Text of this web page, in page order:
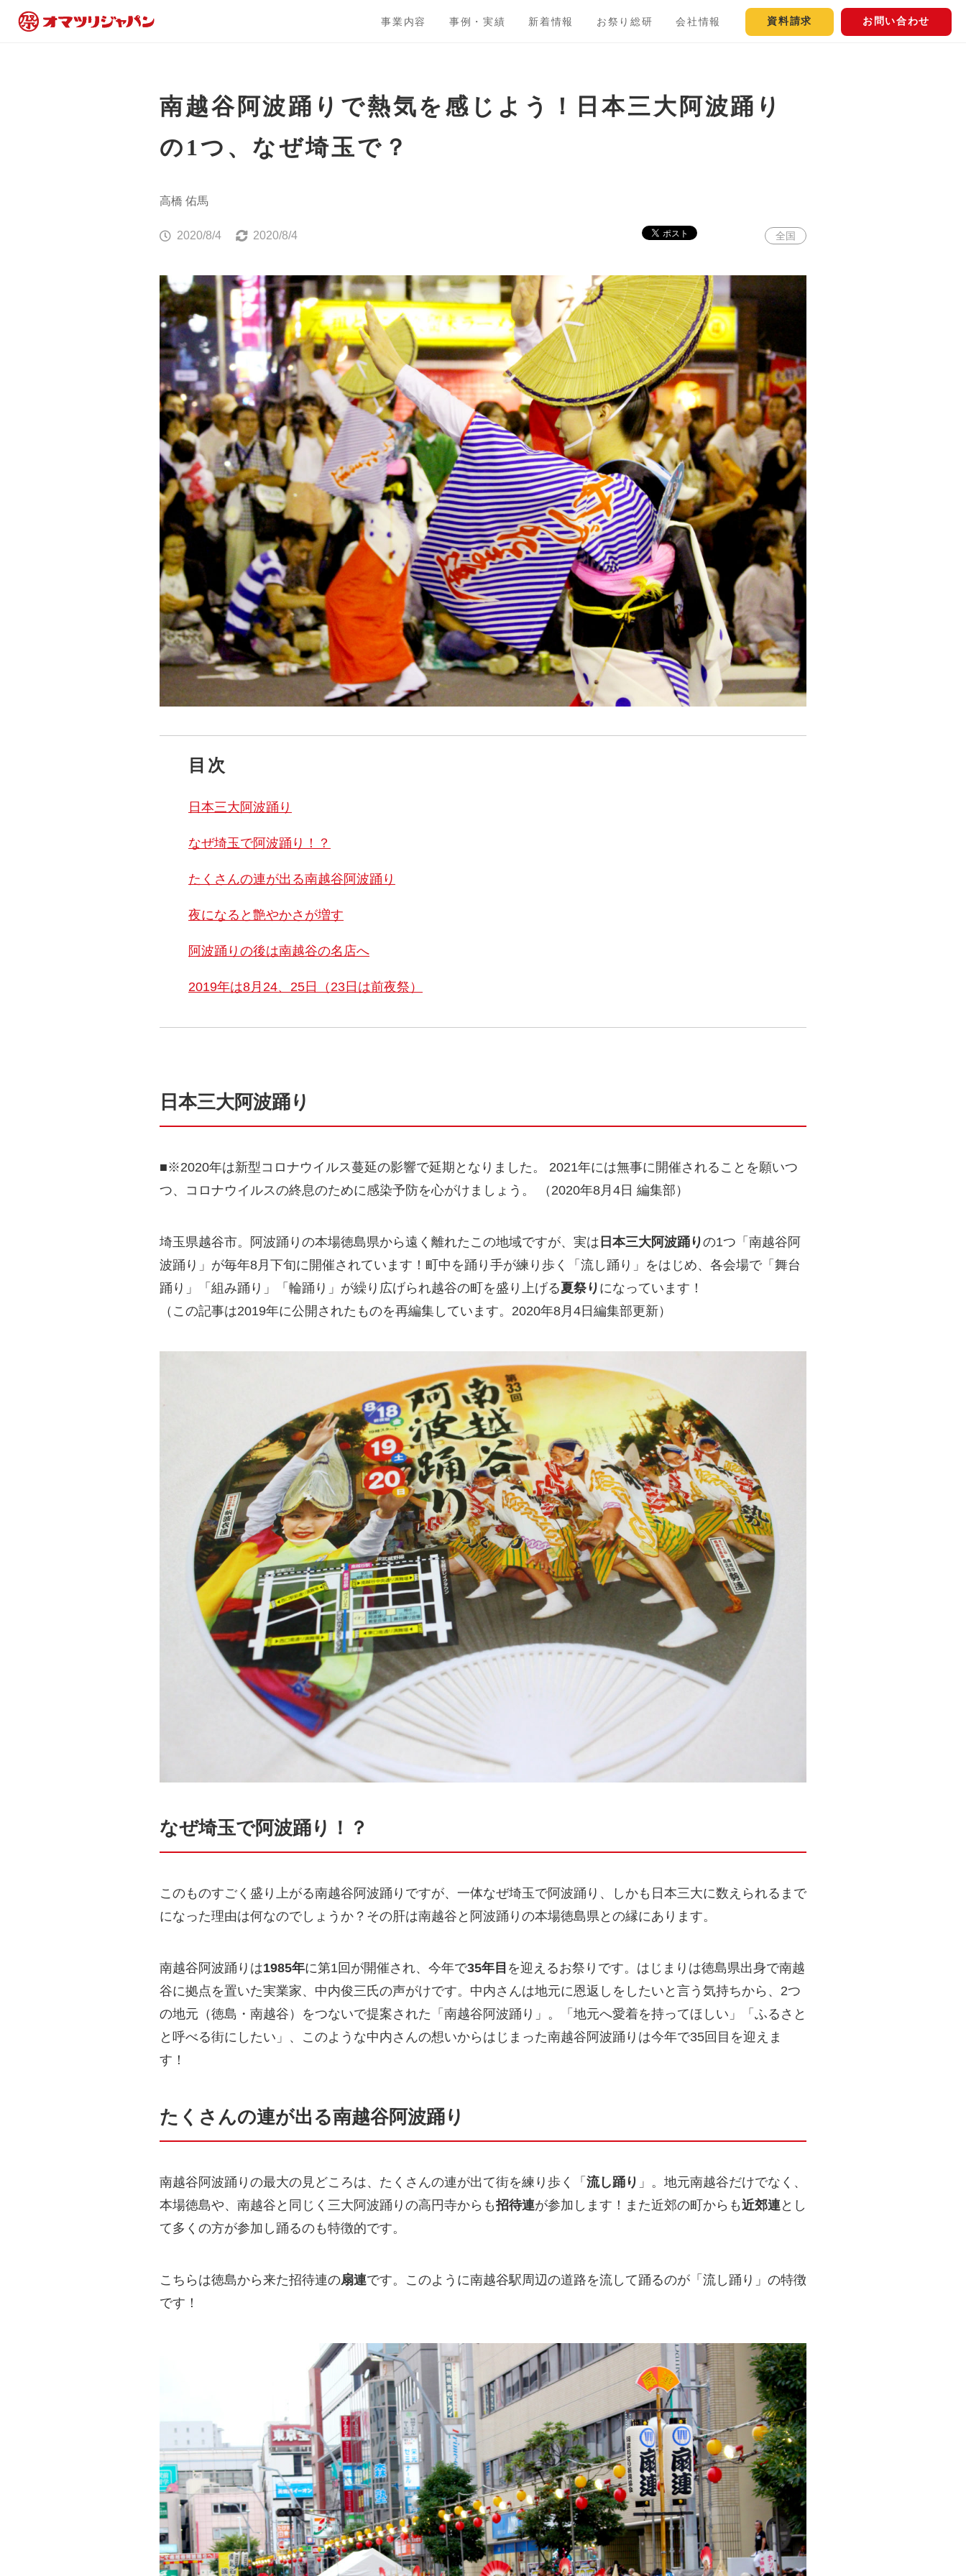
事業内容 事例・実績 新着情報 お祭り総研 会社情報 資料請求 お問い合わせ
南越谷阿波踊りで熱気を感じよう！日本三大阿波踊り
の1つ、なぜ埼玉で？
高橋 佑馬
2020/8/4 2020/8/4 全国
目次
日本三大阿波踊り
なぜ埼玉で阿波踊り！？
たくさんの連が出る南越谷阿波踊り
夜になると艶やかさが増す
阿波踊りの後は南越谷の名店へ
2019年は8月24、25日（23日は前夜祭）
日本三大阿波踊り
■※2020年は新型コロナウイルス蔓延の影響で延期となりました。 2021年には無事に開催されることを願いつ
つ、コロナウイルスの終息のために感染予防を心がけましょう。 （2020年8月4日 編集部）
埼玉県越谷市。阿波踊りの本場徳島県から遠く離れたこの地域ですが、実は 日本三大阿波踊りの1つ「南越谷阿
波踊り」が毎年8月下旬に開催されています！町中を踊り手が練り歩く「流し踊り」をはじめ、各会場で「舞台
踊り」「組み踊り」「輪踊り」が繰り広げられ越谷の町を盛り上げる夏祭り になっています！
（この記事は2019年に公開されたものを再編集しています。2020年8月4日編集部更新）
なぜ埼玉で阿波踊り！？
このものすごく盛り上がる南越谷阿波踊りですが、一体なぜ埼玉で阿波踊り、しかも日本三大に数えられるまで
になった理由は何なのでしょうか？その肝は南越谷と阿波踊りの本場徳島県との縁にあります。
南越谷阿波踊りは1985年に第1回が開催され、今年で35年目 を迎えるお祭りです。はじまりは徳島県出身で南越
谷に拠点を置いた実業家、中内俊三氏の声がけです。中内さんは地元に恩返しをしたいと言う気持ちから、2つ
の地元（徳島・南越谷）をつないで提案された「南越谷阿波踊り」。「地元へ愛着を持ってほしい」「ふるさと
と呼べる街にしたい」、このような中内さんの想いからはじまった南越谷阿波踊りは今年で35回目を迎えま
す！
たくさんの連が出る南越谷阿波踊り
南越谷阿波踊りの最大の見どころは、たくさんの連が出て街を練り歩く「 流し踊り 」。地元南越谷だけでなく、
本場徳島や、南越谷と同じく三大阿波踊りの高円寺からも招待連が参加します！また近郊の町からも近郊連とし
て多くの方が参加し踊るのも特徴的です。
こちらは徳島から来た招待連の扇連です。このように南越谷駅周辺の道路を流して踊るのが「流し踊り」の特徴
です！